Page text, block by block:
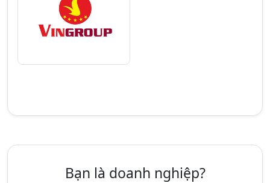
Bạn là doanh nghiệp?